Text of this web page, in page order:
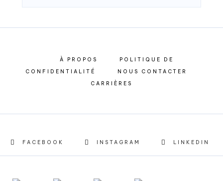
À PROPOS
POLITIQUE DE
CONFIDENTIALITÉ
NOUS CONTACTER
CARRIÈRES
FACEBOOK INSTAGRAM LINKEDIN